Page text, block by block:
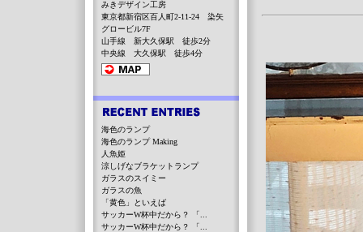
みきデザイン工房
東京都新宿区百人町2-11-24 染矢
グロービル7F
山手線 新大久保駅 徒歩2分
中央線 大久保駅 徒歩4分
海色のランプ
海色のランプ Making
人魚姫
涼しげなブラケットランプ
ガラスのスイミー
ガラスの魚
「黄色」といえば
サッカーW杯中だから？ 「...
サッカーW杯中だから？ 「...